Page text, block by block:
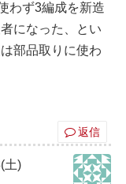
わず3編成を新造
になった、とい
部品取りに使わ
返信
土)